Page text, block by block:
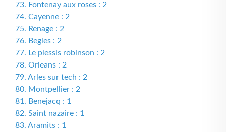
73. Fontenay aux roses : 2
74. Cayenne : 2
75. Renage : 2
76. Begles : 2
77. Le plessis robinson : 2
78. Orleans : 2
79. Arles sur tech : 2
80. Montpellier : 2
81. Benejacq : 1
82. Saint nazaire : 1
83. Aramits : 1